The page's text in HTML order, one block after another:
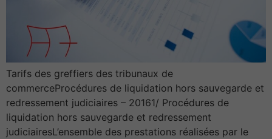
Informations concernant
Tarifs des greffiers des tribunaux de
commerceProcédures de liquidation hors sauvegarde et
redressement judiciaires – 20161/ Procédures de
liquidation hors sauvegarde et redressement
judiciairesL’ensemble des prestations réalisées par le